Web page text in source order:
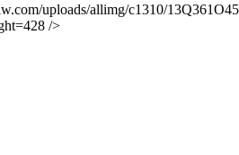
uploads/allimg/c1310/
/>